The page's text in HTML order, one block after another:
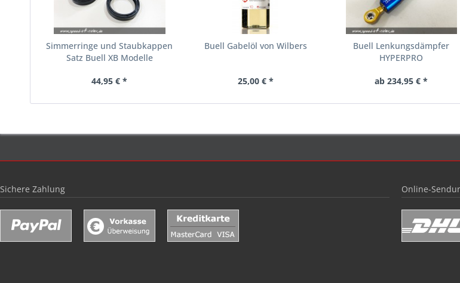
Simmerringe und Staubkappen
Satz Buell XB Modelle
44,95 € *
Buell Gabelöl von Wilbers
25,00 € *
Buell Lenkungsdämpfer
HYPERPRO
ab 234,95 € *
Sichere Zahlung Online-